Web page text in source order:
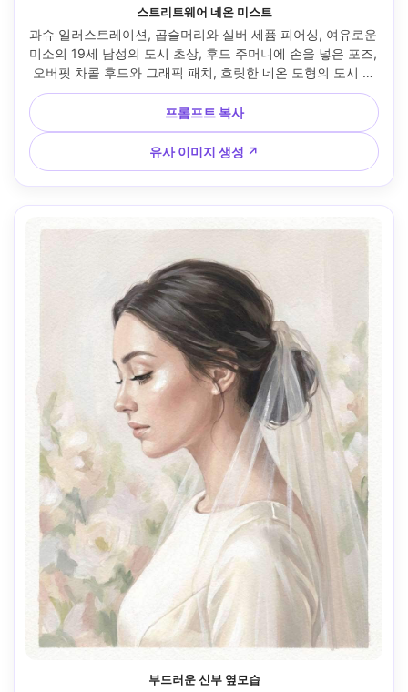
스트리트웨어 네온 미스트
과슈 일러스트레이션, 곱슬머리와 실버 세퓸 피어싱, 여유로운
미소의 19세 남성의 도시 초상, 후드 주머니에 손을 넣은 포즈,
오버핏 차콜 후드와 그래픽 패치, 흐릿한 네온 도형의 도시 야
경 암시, 쿨 블루와 마젠타 글로우의 확산된 경계, 매트 과슈 불
투명감, 질감있는 종이 결, 강렬한 색 블로킹과 부드러운 전환,
얼굴의 강한 명암 대비, 에너지 넘치는 현대적 무드, 깔끔한 실
루엣과 스타일화된 하이라이트, 85mm 렌즈, 얕은 심도 --ar
4:5
프롬프트 복사
유사 이미지 생성 ↗
부드러운 신부 옆모습